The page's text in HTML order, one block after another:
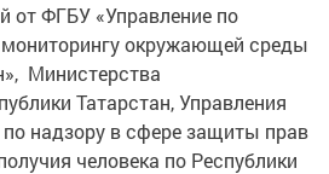
от ФГБУ «Управление по
мониторингу окружающей среды
Министерства
Татарстан, Управления
надзору в сфере защиты прав
человека по Республики